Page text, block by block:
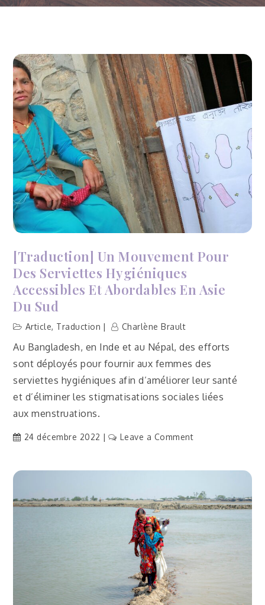
[Traduction] Un Mouvement Pour
Des Serviettes Hygiéniques
Accessibles Et Abordables En Asie
Du Sud
Article, Traduction Charlène Brault
Au Bangladesh, en Inde et au Népal, des efforts
sont déployés pour fournir aux femmes des
serviettes hygiéniques afin d’améliorer leur santé
et d’éliminer les stigmatisations sociales liées
aux menstruations.
24 décembre 2022 Leave a Commenton
pour
des
serviettes
hygiéniques
et